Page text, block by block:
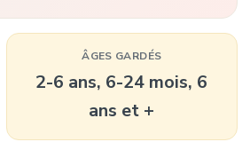
ÂGES GARDÉS
2-6 ans, 6-24 mois, 6
ans et +